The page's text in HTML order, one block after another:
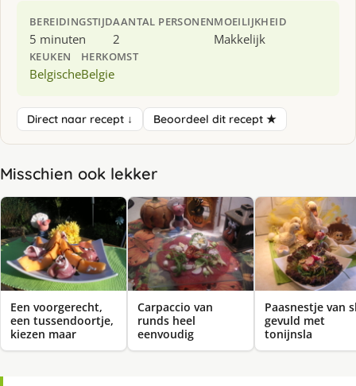
BEREIDINGSTIJD
5 minuten
AANTAL PERSONEN
2
MOEILIJKHEID
Makkelijk
KEUKEN
Belgische
HERKOMST
Belgie
Direct naar recept ↓ Beoordeel dit recept ★
Misschien ook lekker
Een voorgerecht,
een tussendoortje,
kiezen maar
Carpaccio van
runds heel
eenvoudig
Paasnestje van
gevuld met
tonijnsla